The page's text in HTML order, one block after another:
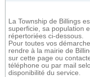
La Township de Billings
superficie, sa population
répertoriées ci-dessous.
Pour toutes vos
rendre à la mairie de
sur cette page ou
téléphone ou par mail
disponibilité du service.